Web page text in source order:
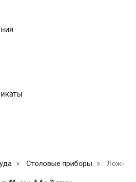
Столовые приборы Ложка